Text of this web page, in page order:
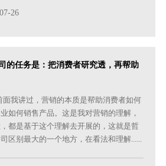
26
的任务是：把消费者研究透，再帮助
我讲过，营销的本质是帮助消费者如何
如何销售产品。这是我对营销的理解，
都是基于这个理解去开展的，这就是哲
区别最大的一个地方，在看法和理解......